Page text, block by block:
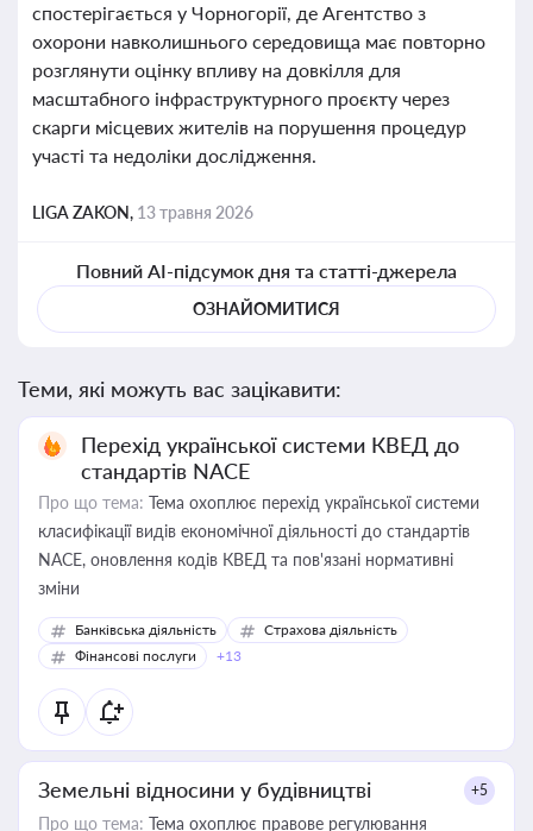
спостерігається у Чорногорії, де Агентство з
охорони навколишнього середовища має повторно
розглянути оцінку впливу на довкілля для
масштабного інфраструктурного проєкту через
скарги місцевих жителів на порушення процедур
участі та недоліки дослідження.
LIGA ZAKON, 13 травня 2026
Повний AI-підсумок дня та статті-джерела
ОЗНАЙОМИТИСЯ
Теми, які можуть вас зацікавити:
Перехід української системи КВЕД до
стандартів NACE
Про що тема: Тема охоплює перехід української системи
класифікації видів економічної діяльності до стандартів
NACE, оновлення кодів КВЕД та пов'язані нормативні
зміни
Банківська діяльність
Страхова діяльність
Фінансові послуги
+13
Земельні відносини у будівництві +5
Про що тема: Тема охоплює правове регулювання